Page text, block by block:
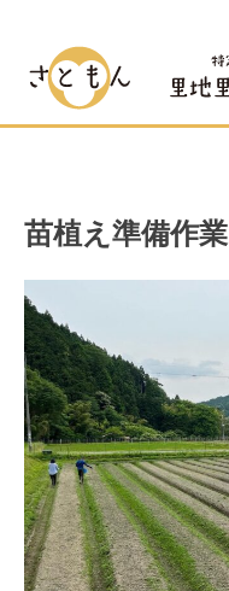
苗植え準備作業